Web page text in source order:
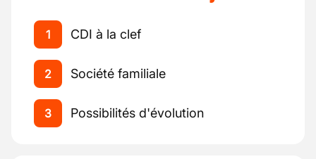
1 CDI à la clef
2 Société familiale
3 Possibilités d'évolution